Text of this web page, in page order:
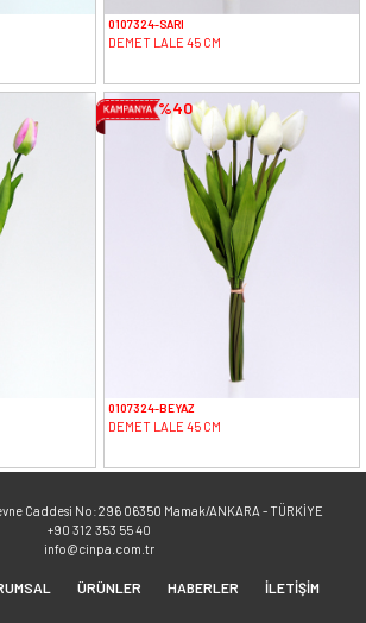
0107324-SARI
DEMET LALE 45 CM
%40
0107324-BEYAZ
DEMET LALE 45 CM
Caddesi No:296 06350 Mamak/ANKARA - TÜRKİYE
+90 312 353 55 40
info@cinpa.com.tr
ÜRÜNLER HABERLER İLETİŞİM